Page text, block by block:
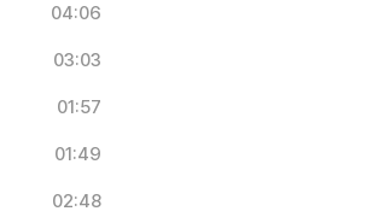
04:06
03:03
01:57
01:49
02:48